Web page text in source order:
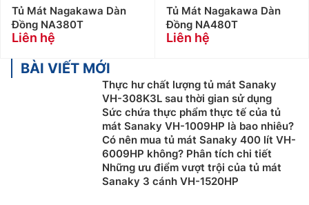
Tủ Mát Nagakawa Dàn
Đồng NA380T
Liên hệ
Tủ Mát Nagakawa Dàn
Đồng NA480T
Liên hệ
BÀI VIẾT MỚI
Thực hư chất lượng tủ mát Sanaky
VH-308K3L sau thời gian sử dụng
Sức chứa thực phẩm thực tế của tủ
mát Sanaky VH-1009HP là bao nhiêu?
Có nên mua tủ mát Sanaky 400 lít VH-
6009HP không? Phân tích chi tiết
Những ưu điểm vượt trội của tủ mát
Sanaky 3 cánh VH-1520HP